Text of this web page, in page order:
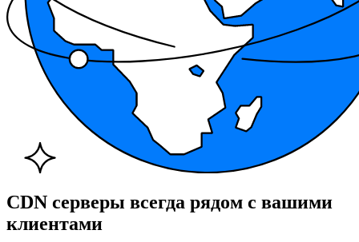
CDN серверы всегда рядом с вашими
клиентами